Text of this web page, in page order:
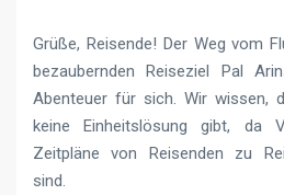
Grüße, Reisende! Der Weg vom
bezaubernden Reiseziel Pal
Abenteuer für sich. Wir wissen,
keine Einheitslösung gibt, da
Zeitpläne von Reisenden zu
sind.